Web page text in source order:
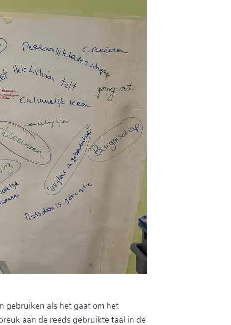
gebruiken als het gaat om het
aan de reeds gebruikte taal in de